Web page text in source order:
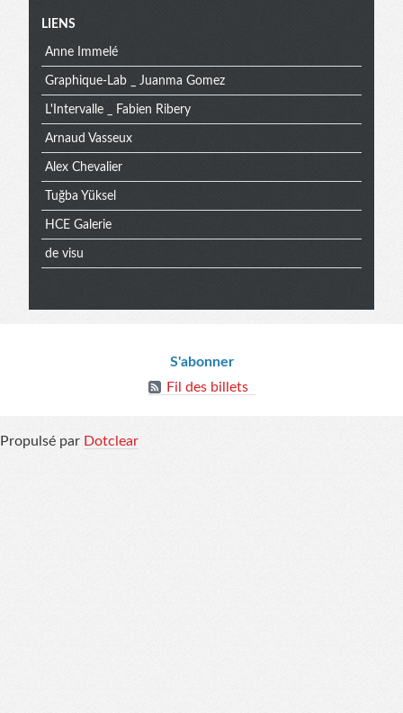
Menu
extra
LIENS
Anne Immelé
Graphique-Lab _ Juanma Gomez
L'Intervalle _ Fabien Ribery
Arnaud Vasseux
Alex Chevalier
Tuğba Yüksel
HCE Galerie
de visu
Informations
S'abonner
Fil des billets
Propulsé par Dotclear